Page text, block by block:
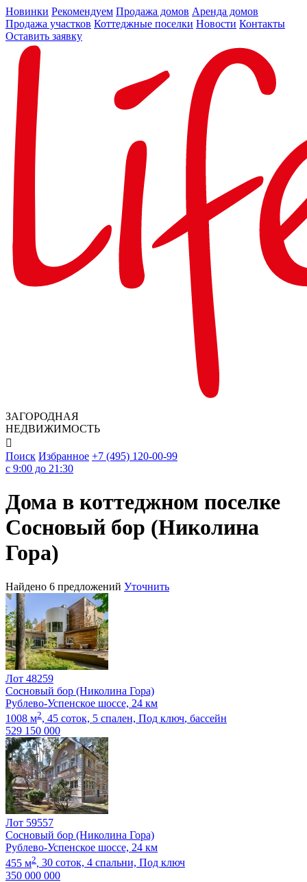
Новинки Рекомендуем Продажа домов Аренда домов
Продажа участков Коттеджные поселки Новости Контакты
Оставить заявку
ЗАГОРОДНАЯ
НЕДВИЖИМОСТЬ

Поиск Избранное +7 (495) 120-00-99
c 9:00 до 21:30
Дома в коттеджном поселке
Сосновый бор (Николина
Гора)
Найдено 6 предложений Уточнить
Лот 48259
Сосновый бор (Николина Гора)
Рублево-Успенское шоссе, 24 км
1008 м2, 45 соток, 5 спален, Под ключ, бассейн
529 150 000
Лот 59557
Сосновый бор (Николина Гора)
Рублево-Успенское шоссе, 24 км
455 м2, 30 соток, 4 спальни, Под ключ
350 000 000